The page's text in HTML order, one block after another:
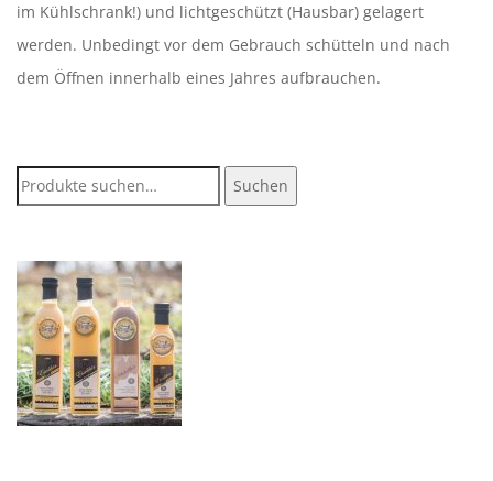
im Kühlschrank!) und lichtgeschützt (Hausbar) gelagert
werden. Unbedingt vor dem Gebrauch schütteln und nach
dem Öffnen innerhalb eines Jahres aufbrauchen.
Suche
Suchen